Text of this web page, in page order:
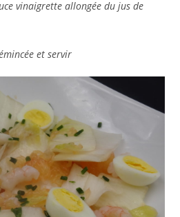
vinaigrette allongée du jus de
et servir